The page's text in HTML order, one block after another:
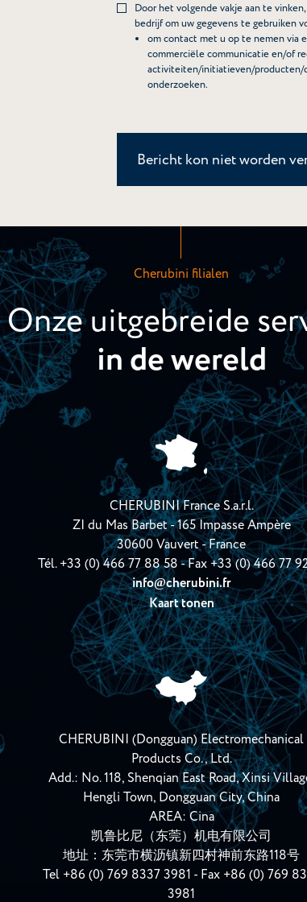
Door het volgende vakje aan te
bedrijf om uw gegevens te gebruiken
om contact met u op te nemen via
commerciële communicatie en/of
activiteiten/initiatieven/producten/
onderzoeken.
Cherubini filialen
Onze uitgebreide
in de wereld
CHERUBINI France S.a.r.l.
ZI du Mas Barbet - 165 Impasse Ampère
30600 Vauvert - France
Tél.+33 (0) 466 77 88 58- Fax +33 (0) 466 77
info@cherubini.fr
Kaart tonen
CHERUBINI (Dongguan) Electromechanical
Products Co., Ltd.
Add.: No. 118, Shenqian East Road, Xinsi
Hengli Town, Dongguan City, China
AREA: Cina
凯鲁比尼（东莞）机电有限公司
地址：东莞市横沥镇新四村神前东路118号
Tel +86 (0) 769 8337 3981 - Fax +86 (0) 769
3981